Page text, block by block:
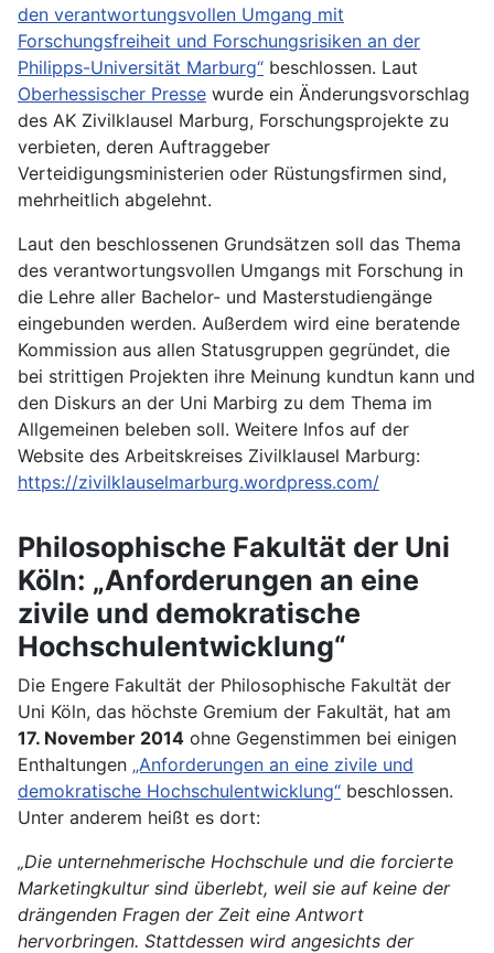
den verantwortungsvollen Umgang mit
Forschungsfreiheit und Forschungsrisiken an der
Philipps-Universität Marburg“ beschlossen. Laut
Oberhessischer Presse wurde ein Änderungsvorschlag
des AK Zivilklausel Marburg, Forschungsprojekte zu
verbieten, deren Auftraggeber
Verteidigungsministerien oder Rüstungsfirmen sind,
mehrheitlich abgelehnt.
Laut den beschlossenen Grundsätzen soll das Thema
des verantwortungsvollen Umgangs mit Forschung in
die Lehre aller Bachelor- und Masterstudiengänge
eingebunden werden. Außerdem wird eine beratende
Kommission aus allen Statusgruppen gegründet, die
bei strittigen Projekten ihre Meinung kundtun kann und
den Diskurs an der Uni Marbirg zu dem Thema im
Allgemeinen beleben soll. Weitere Infos auf der
Website des Arbeitskreises Zivilklausel Marburg:
https://zivilklauselmarburg.wordpress.com/
Philosophische Fakultät der Uni
Köln: „Anforderungen an eine
zivile und demokratische
Hochschulentwicklung“
Die Engere Fakultät der Philosophische Fakultät der
Uni Köln, das höchste Gremium der Fakultät, hat am
17. November 2014 ohne Gegenstimmen bei einigen
Enthaltungen „Anforderungen an eine zivile und
demokratische Hochschulentwicklung“ beschlossen.
Unter anderem heißt es dort:
„Die unternehmerische Hochschule und die forcierte
Marketingkultur sind überlebt, weil sie auf keine der
drängenden Fragen der Zeit eine Antwort
hervorbringen. Stattdessen wird angesichts der